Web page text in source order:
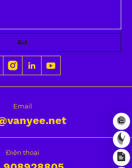
Gửi
Email
Điện thoại